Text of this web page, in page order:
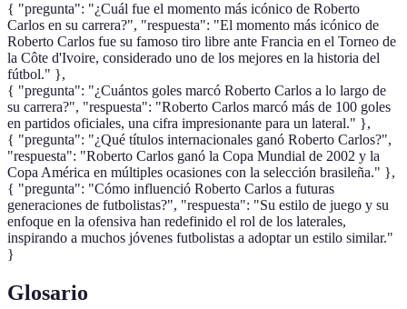
{ "pregunta": "¿Cuál fue el momento más icónico de Roberto
Carlos en su carrera?", "respuesta": "El momento más icónico de
Roberto Carlos fue su famoso tiro libre ante Francia en el Torneo de
la Côte d'Ivoire, considerado uno de los mejores en la historia del
fútbol." },
{ "pregunta": "¿Cuántos goles marcó Roberto Carlos a lo largo de
su carrera?", "respuesta": "Roberto Carlos marcó más de 100 goles
en partidos oficiales, una cifra impresionante para un lateral." },
{ "pregunta": "¿Qué títulos internacionales ganó Roberto Carlos?",
"respuesta": "Roberto Carlos ganó la Copa Mundial de 2002 y la
Copa América en múltiples ocasiones con la selección brasileña." },
{ "pregunta": "Cómo influenció Roberto Carlos a futuras
generaciones de futbolistas?", "respuesta": "Su estilo de juego y su
enfoque en la ofensiva han redefinido el rol de los laterales,
inspirando a muchos jóvenes futbolistas a adoptar un estilo similar."
}
Glosario